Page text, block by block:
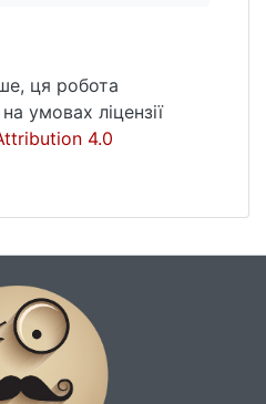
і
імплементація
Центральної та
полегшити
реформ в Україні та
про Асоціацію.
до ЄС, що допоможе
рівня та
країнами-членами ЄС.
регулярні
щодо процесу
роль
ця робота
умовах ліцензії
4.0